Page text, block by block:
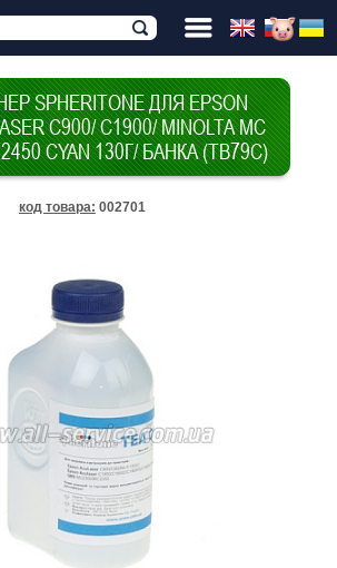
SPHERITONE ДЛЯ EPSON
C900/ C1900/ MINOLTA MC
CYAN 130Г/ БАНКА (TB79C)
код товара: 002701